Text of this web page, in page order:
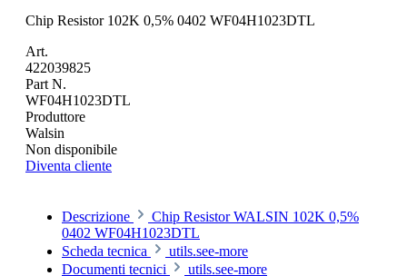
Chip Resistor 102K 0,5% 0402 WF04H1023DTL
Art.
422039825
Part N.
WF04H1023DTL
Produttore
Walsin
Non disponibile
Diventa cliente
Descrizione
Chip Resistor WALSIN 102K 0,5%
0402 WF04H1023DTL
Scheda tecnica
utils.see-more
Documenti tecnici
utils.see-more